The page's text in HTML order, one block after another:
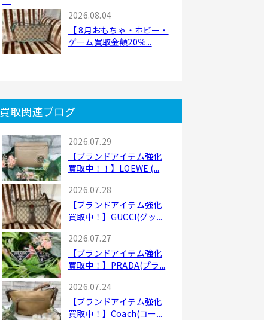
2026.08.04
【 8月おもちゃ・ホビー・
ゲーム買取金額20％...
買取関連ブログ
2026.07.29
【ブランドアイテム強化
買取中！！】LOEWE (...
2026.07.28
【ブランドアイテム強化
買取中！】GUCCI(グッ...
2026.07.27
【ブランドアイテム強化
買取中！】PRADA(プラ...
2026.07.24
【ブランドアイテム強化
買取中！】Coach(コー...